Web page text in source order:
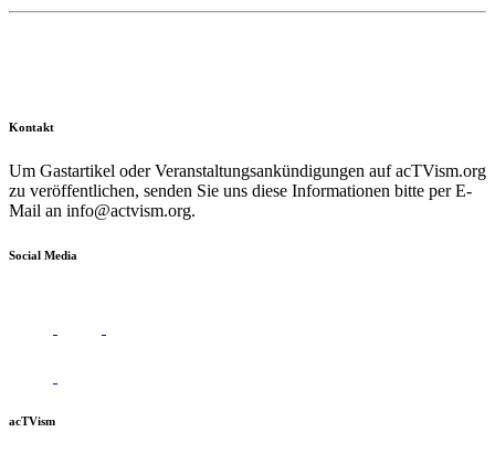
Kontakt
Um Gastartikel oder Veranstaltungsankündigungen auf acTVism.org
zu veröffentlichen, senden Sie uns diese Informationen bitte per E-
Mail an info@actvism.org.
Social Media
acTVism